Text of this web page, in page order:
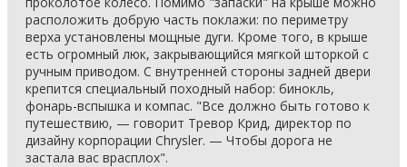
расположить добрую часть поклажи: по периметру
верха установлены мощные дуги. Кроме того, в крыше
есть огромный люк, закрывающийся мягкой шторкой с
ручным приводом. С внутренней стороны задней двери
крепится специальный походный набор: бинокль,
фонарь-вспышка и компас. "Все должно быть готово к
путешествию, — говорит Тревор Крид, директор по
дизайну корпорации Chrysler. — Чтобы дорога не
застала вас врасплох".